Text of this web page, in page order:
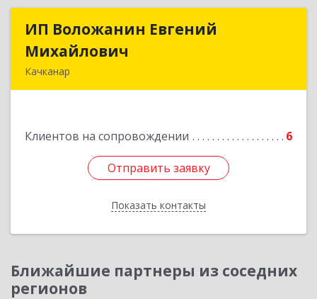
ИП Воложанин Евгений
Михайлович
Качканар
Клиентов на сопровождении 6
Отправить заявку
Показать контакты
ИП Воложанин Евгений
Подробнее
Отправить заявку
Назад
Ближайшие партнеры из соседних
регионов